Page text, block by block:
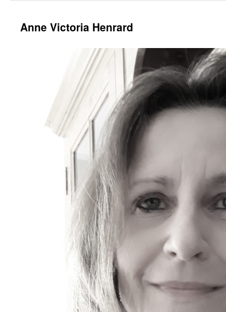
Anne Victoria Henrard